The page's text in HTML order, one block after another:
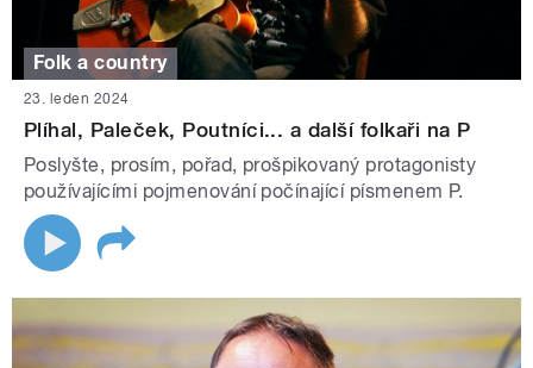
Folk a country
23. leden 2024
Plíhal, Paleček, Poutníci... a další folkaři na P
Poslyšte, prosím, pořad, prošpikovaný protagonisty
používajícími pojmenování počínající písmenem P.